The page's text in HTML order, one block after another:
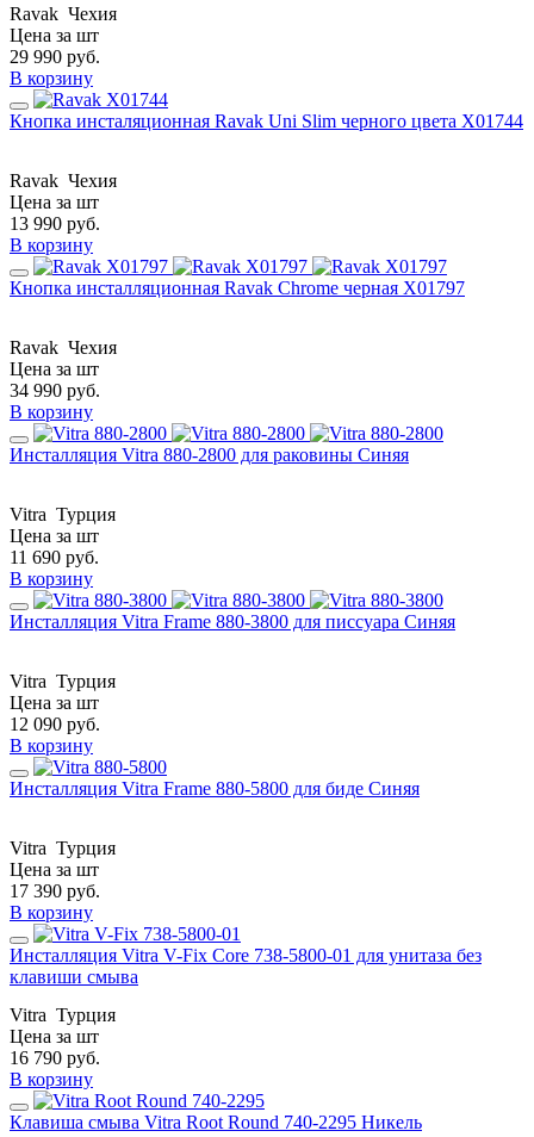
Ravak Чехия
Цена за шт
29 990 руб.
В корзину
Кнопка инсталяционная Ravak Uni Slim черного цвета X01744
Ravak Чехия
Цена за шт
13 990 руб.
В корзину
Кнопка инсталляционная Ravak Chrome черная X01797
Ravak Чехия
Цена за шт
34 990 руб.
В корзину
Инсталляция Vitra 880-2800 для раковины Синяя
Vitra Турция
Цена за шт
11 690 руб.
В корзину
Инсталляция Vitra Frame 880-3800 для писсуара Синяя
Vitra Турция
Цена за шт
12 090 руб.
В корзину
Инсталляция Vitra Frame 880-5800 для биде Синяя
Vitra Турция
Цена за шт
17 390 руб.
В корзину
Инсталляция Vitra V-Fix Core 738-5800-01 для унитаза без
клавиши смыва
Vitra Турция
Цена за шт
16 790 руб.
В корзину
Клавиша смыва Vitra Root Round 740-2295 Никель